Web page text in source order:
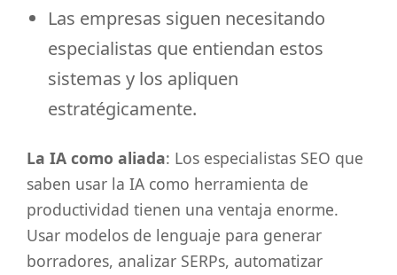
Las empresas siguen necesitando
especialistas que entiendan estos
sistemas y los apliquen
estratégicamente.
La IA como aliada: Los especialistas SEO que
saben usar la IA como herramienta de
productividad tienen una ventaja enorme.
Usar modelos de lenguaje para generar
borradores, analizar SERPs, automatizar